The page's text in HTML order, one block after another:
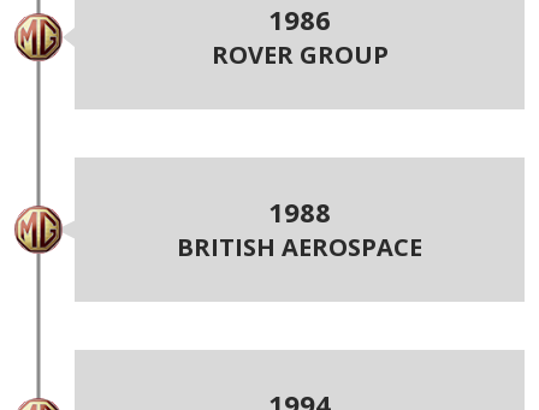
1986
ROVER GROUP
1988
BRITISH AEROSPACE